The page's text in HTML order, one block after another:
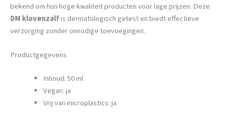
bekend om hun hoge kwaliteit producten voor lage prijzen. Deze
DM klovenzalfis dermatologisch getest en biedt effectieve
verzorging zonder onnodige toevoegingen.
Productgegevens
Inhoud: 50 ml
Vegan: ja
Vrij van microplastics: ja